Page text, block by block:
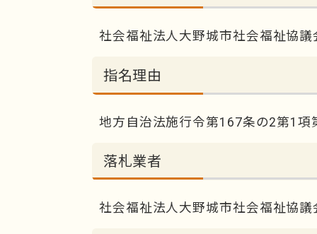
社会福祉法人大野城市社会福祉協議
指名理由
地方自治法施行令第167条の2第1項
落札業者
社会福祉法人大野城市社会福祉協議